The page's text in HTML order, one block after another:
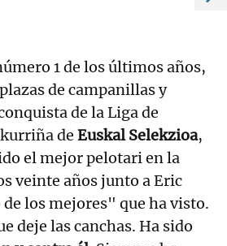
1 de los últimos años,
de campanillas y
de la Liga de
de Euskal Selekzioa,
el mejor pelotari en la
veinte años junto a Eric
los mejores" que ha visto.
deje las canchas. Ha sido